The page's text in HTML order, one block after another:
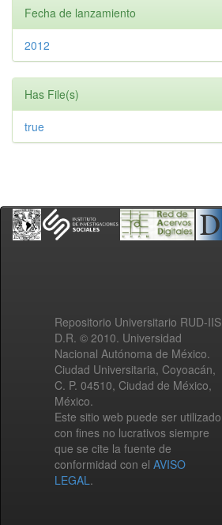
Fecha de lanzamiento
2012
Has File(s)
true
Repositorio Universitario RUD-IIS
D.R. © 2010. Universidad
Nacional Autónoma de México.
Ciudad Universitaria, Coyoacán,
C. P. 04510, Ciudad de México,
México.
Este sitio web puede ser utilizado
con fines no lucrativos siempre
que se cite la fuente de
conformidad con el AVISO
LEGAL.